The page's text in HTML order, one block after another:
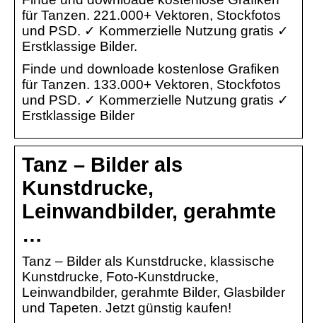
für Tanzen. 221.000+ Vektoren, Stockfotos
und PSD. ✓ Kommerzielle Nutzung gratis ✓
Erstklassige Bilder.
Finde und downloade kostenlose Grafiken
für Tanzen. 133.000+ Vektoren, Stockfotos
und PSD. ✓ Kommerzielle Nutzung gratis ✓
Erstklassige Bilder
Tanz – Bilder als
Kunstdrucke,
Leinwandbilder, gerahmte
…
Tanz – Bilder als Kunstdrucke, klassische
Kunstdrucke, Foto-Kunstdrucke,
Leinwandbilder, gerahmte Bilder, Glasbilder
und Tapeten. Jetzt günstig kaufen!